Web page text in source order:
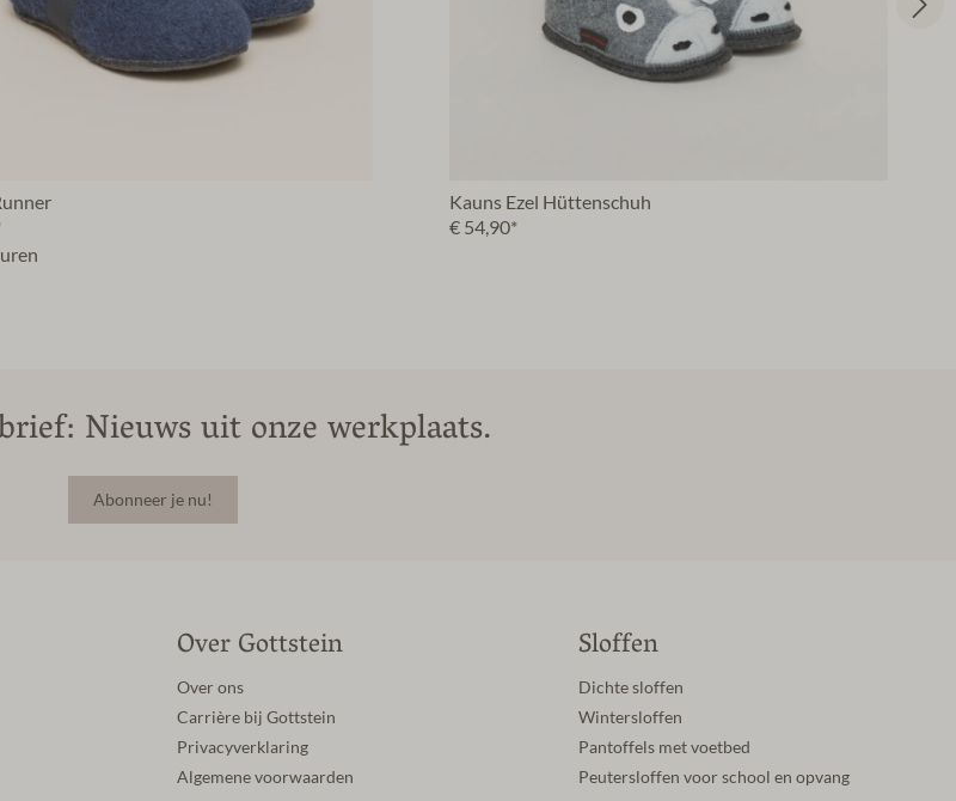
Kauns Ezel Hüttenschuh
€ 54,90*
Nieuws uit onze werkplaats.
Abonneer je nu!
Over Gottstein
Over ons
Carrière bij Gottstein
Privacyverklaring
Algemene voorwaarden
Sloffen
Dichte sloffen
Wintersloffen
Pantoffels met voetbed
Peutersloffen voor school en opvang